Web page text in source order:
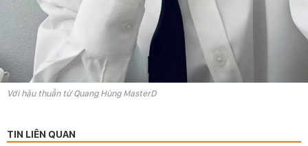
Với hậu thuẫn từ Quang Hùng MasterD
TIN LIÊN QUAN